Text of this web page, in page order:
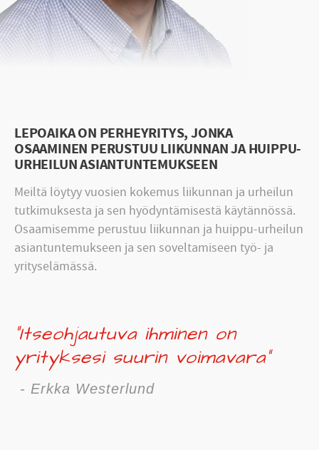
LEPOAIKA ON PERHEYRITYS, JONKA
OSAAMINEN PERUSTUU LIIKUNNAN JA HUIPPU-
URHEILUN ASIANTUNTEMUKSEEN
Meiltä löytyy vuosien kokemus liikunnan ja urheilun
tutkimuksesta ja sen hyödyntämisestä käytännössä.
Osaamisemme perustuu liikunnan ja huippu-urheilun
asiantuntemukseen ja sen soveltamiseen työ- ja
yrityselämässä.
"Itseohjautuva ihminen on
yrityksesi suurin voimavara"
- Erkka Westerlund